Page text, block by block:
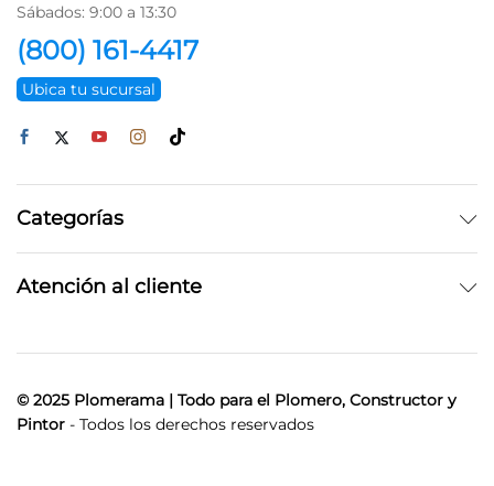
Sábados: 9:00 a 13:30
(800) 161-4417
Ubica tu sucursal
Categorías
Atención al cliente
© 2025 Plomerama | Todo para el Plomero, Constructor y
Pintor - Todos los derechos reservados